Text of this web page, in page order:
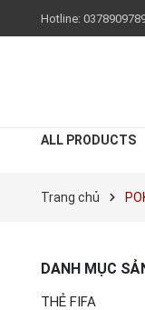
Hotline:
ALL PRODUCTS
Trang chủ
DANH MỤC
THẺ FIFA